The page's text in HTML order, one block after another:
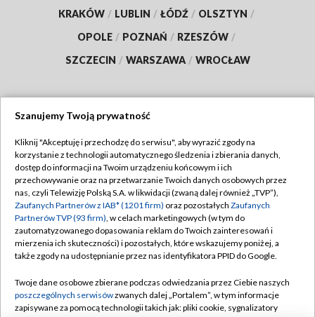
KRAKÓW / LUBLIN / ŁÓDŹ / OLSZTYN /
OPOLE / POZNAŃ / RZESZÓW /
SZCZECIN / WARSZAWA / WROCŁAW
TVP
Abonament TVP
Emisja w TVP
Centrum informacji TVP
Naziemna Telewizja Cyfrowa
Rada Programowa
Regulamin TVP
Polityka prywatności
Moje zgody
Pomoc
Kontakt
Szanujemy Twoją prywatność
Kliknij "Akceptuję i przechodzę do serwisu", aby wyrazić zgody na
korzystanie z technologii automatycznego śledzenia i zbierania danych,
dostęp do informacji na Twoim urządzeniu końcowym i ich
przechowywanie oraz na przetwarzanie Twoich danych osobowych przez
nas, czyli Telewizję Polską S.A. w likwidacji (zwaną dalej również „TVP”),
Zaufanych Partnerów z IAB* (1201 firm) oraz pozostałych Zaufanych
Partnerów TVP (93 firm), w celach marketingowych (w tym do
zautomatyzowanego dopasowania reklam do Twoich zainteresowań i
mierzenia ich skuteczności) i pozostałych, które wskazujemy poniżej, a
także zgody na udostępnianie przez nas identyfikatora PPID do Google.
Twoje dane osobowe zbierane podczas odwiedzania przez Ciebie naszych
poszczególnych serwisówzwanych dalej „Portalem”, w tym informacje
zapisywane za pomocą technologii takich jak: pliki cookie, sygnalizatory